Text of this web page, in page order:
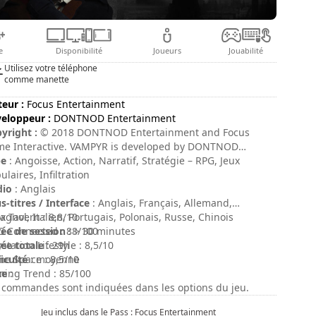
Disponibilité Joueurs Jouabilité
Utilisez votre téléphone
comme manette
: Focus Entertainment
: DONTNOD Entertainment
: © 2018 DONTNOD Entertainment and Focus
Interactive. VAMPYR is developed by DONTNOD
and published by Focus Home Interactive.
and its logo are registered trademarks of Focus
Interactive. All other trademarks or registered
belong to their respective owners. All rights
: Angoisse, Action, Narratif, Stratégie – RPG, Jeux
Infiltration
: Anglais
titres / Interface : Anglais, Français, Allemand,
Italien, Portugais, Polonais, Russe, Chinois
de session: > 30 minutes
totale: 29h
: moyenne
:
Tavern : 8,8/10
Connected : 88/100
Lifestyle : 8,5/10
Space : 8,5/10
Trend : 85/100
commandes sont indiquées dans les options du jeu.
Jeu inclus dans le Pass : Focus Entertainment